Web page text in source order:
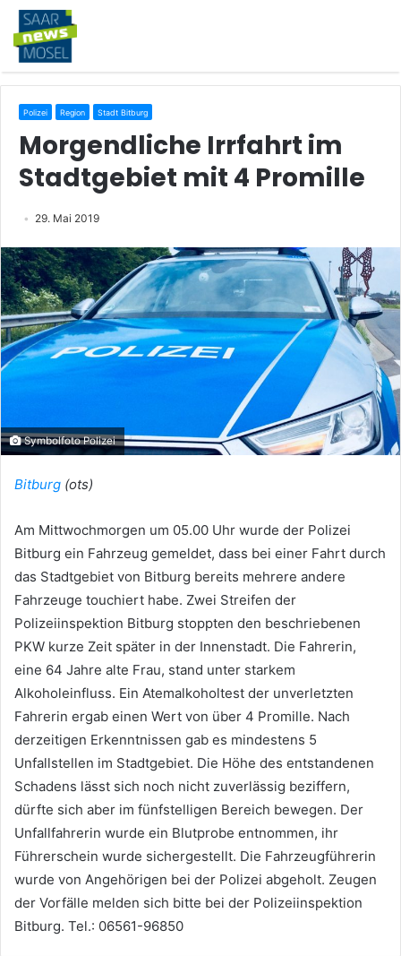
Polizei Region Stadt Bitburg
Morgendliche Irrfahrt im
Stadtgebiet mit 4 Promille
29. Mai 2019
Symbolfoto Polizei
Bitburg (ots)
Am Mittwochmorgen um 05.00 Uhr wurde der Polizei
Bitburg ein Fahrzeug gemeldet, dass bei einer Fahrt durch
das Stadtgebiet von Bitburg bereits mehrere andere
Fahrzeuge touchiert habe. Zwei Streifen der
Polizeiinspektion Bitburg stoppten den beschriebenen
PKW kurze Zeit später in der Innenstadt. Die Fahrerin,
eine 64 Jahre alte Frau, stand unter starkem
Alkoholeinfluss. Ein Atemalkoholtest der unverletzten
Fahrerin ergab einen Wert von über 4 Promille. Nach
derzeitigen Erkenntnissen gab es mindestens 5
Unfallstellen im Stadtgebiet. Die Höhe des entstandenen
Schadens lässt sich noch nicht zuverlässig beziffern,
dürfte sich aber im fünfstelligen Bereich bewegen. Der
Unfallfahrerin wurde ein Blutprobe entnommen, ihr
Führerschein wurde sichergestellt. Die Fahrzeugführerin
wurde von Angehörigen bei der Polizei abgeholt. Zeugen
der Vorfälle melden sich bitte bei der Polizeiinspektion
Bitburg. Tel.: 06561-96850